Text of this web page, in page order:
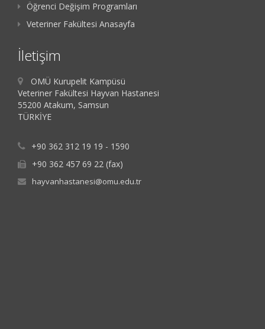
Öğrenci Değişim Programları
Veteriner Fakültesi Anasayfa
İletişim
OMÜ Kurupelit Kampüsü
Veteriner Fakültesi Hayvan Hastanesi
55200 Atakum, Samsun
TÜRKİYE
+90 362 312 19 19 - 1590
+90 362 457 69 22 (fax)
hayvanhastanesi@omu.edu.tr